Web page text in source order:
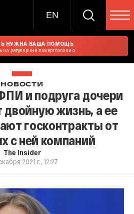
EN
НУЖНА ВАША ПОМОЩЬ
на регулярные пожертвования
НОВОСТИ
и подруга дочери
двойную жизнь, а ее
госконтракты от
с ней компаний
The Insider
2021 г., 12:27